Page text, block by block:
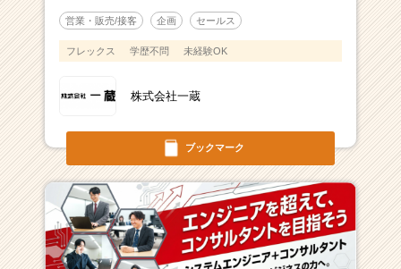
ブックマーク
営業・販売/接客 企画 セールス
フレックス 学歴不問 未経験OK
株式会社一蔵